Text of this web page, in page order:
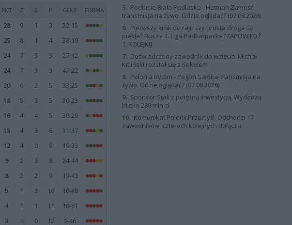
PKT Z R P GOLE FORMA
28 9 1 3 32-15
25 8 1 4 38-19
24 7 3 3 27-12
24 7 3 3 47-22
20 6 2 5 33-25
18 5 3 5 30-23
16 4 4 5 30-29
15 4 3 6 31-37
12 4 0 9 19-33
9 2 3 8 24-44
8 2 2 9 19-43
5 1 2 10 10-48
4 1 1 11 10-61
3 1 0 12 9-46
5. Podlasie Biała Podlaska - Hetman Zamość
transmisja na żywo. Gdzie oglądać? (07.08.2026)
6. Pierwszy krok do raju czy prosta droga do
piekła? Rusza 4. Liga Podkarpacka [ZAPOWIEDŹ
1. KOLEJKI]
7. Doświadczony zawodnik do wzięcia. Michał
Kitliński rozstał się z Sokołem
8. Polonia Bytom - Pogoń Siedlce transmisja na
żywo. Gdzie oglądać? (07.08.2026)
9. Sponsor Stali z potężną inwestycją. Wydadzą
blisko 280 mln zł
10. Komunikat Polonii Przemyśl. Odchodzi 17
zawodników, czterech kolejnych dołącza